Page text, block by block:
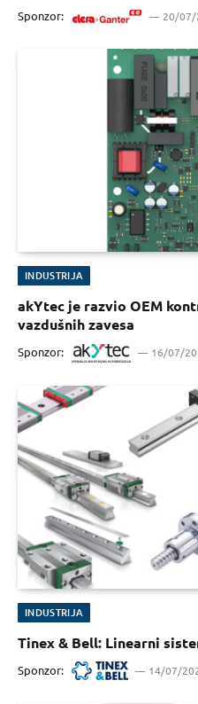
Sponzor: 20/07/
INDUSTRIJA
akYtec je razvio OEM
vazdušnih zavesa
Sponzor: 16/07/
INDUSTRIJA
Tinex & Bell: Linearni
Sponzor: 14/07/